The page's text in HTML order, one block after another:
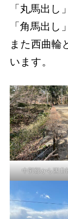
「丸馬出
「角馬出し
また西曲輪
います。
中郭部から西曲